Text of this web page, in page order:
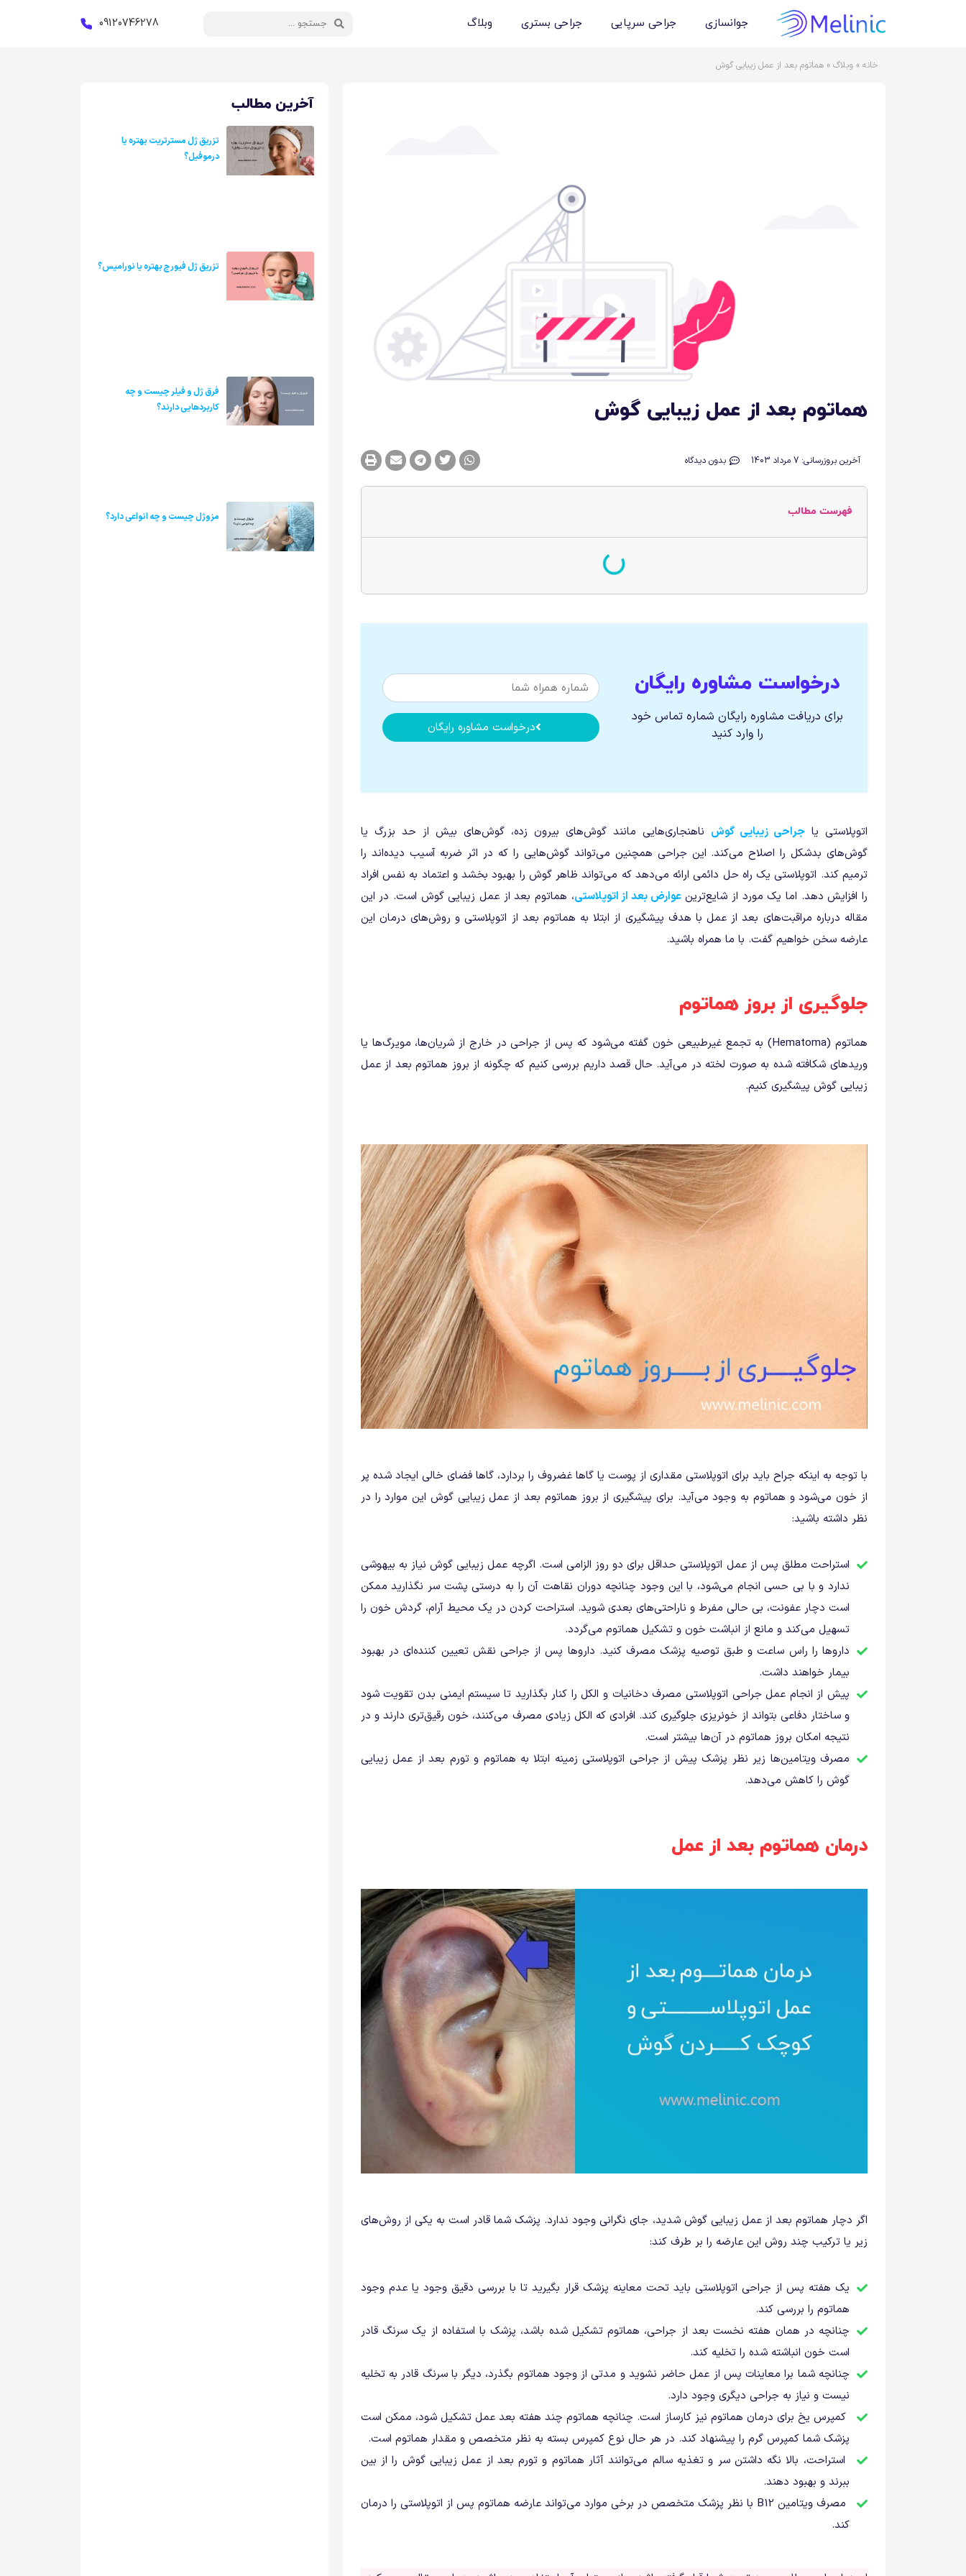
جوانسازی جراحی سرپایی جراحی بستری وبلاگ 09120746278
خانه » وبلاگ » هماتوم بعد از عمل زیبایی گوش
هماتوم بعد از عمل زیبایی گوش
آخرین بروزرسانی: 7 مرداد 1403 بدون دیدگاه
فهرست مطالب
درخواست مشاوره رایگان
برای دریافت مشاوره رایگان شماره تماس خود
را وارد کنید
درخواست مشاوره رایگان
اتوپلاستی یا جراحی زیبایی گوش ناهنجاری‌هایی مانند گوش‌های بیرون زده، گوش‌های بیش از حد بزرگ یا
گوش‌های بدشکل را اصلاح می‌کند. این جراحی همچنین می‌تواند گوش‌هایی را که در اثر ضربه آسیب دیده‌اند را
ترمیم کند. اتوپلاستی یک راه حل دائمی ارائه می‌دهد که می‌تواند ظاهر گوش را بهبود بخشد و اعتماد به نفس افراد
را افزایش دهد. اما یک مورد از شایع‌ترینعوارض بعد از اتوپلاستی، هماتوم بعد از عمل زیبایی گوش است. در این
مقاله درباره مراقبت‌های بعد از عمل با هدف پیشگیری از ابتلا به هماتوم بعد از اتوپلاستی و روش‌های درمان این
عارضه سخن خواهیم گفت. با ما همراه باشید.
جلوگیری از بروز هماتوم
هماتوم (Hematoma) به تجمع غیرطبیعی خون گفته می‌شود که پس از جراحی در خارج از شریان‌ها، مویرگ‌ها یا
وریدهای شکافته شده به صورت لخته در می‌آید. حال قصد داریم بررسی کنیم که چگونه از بروز هماتوم بعد از عمل
زیبایی گوش پیشگیری کنیم.
با توجه به اینکه جراح باید برای اتوپلاستی مقداری از پوست یا گاها غضروف را بردارد، گاها فضای خالی ایجاد شده پر
از خون می‌شود و هماتوم به وجود می‌آید. برای پیشگیری از بروز هماتوم بعد از عمل زیبایی گوش این موارد را در
نظر داشته باشید:
استراحت مطلق پس از عمل اتوپلاستی حداقل برای دو روز الزامی است. اگرچه عمل زیبایی گوش نیاز به بیهوشی
ندارد و با بی حسی انجام می‌شود، با این وجود چنانچه دوران نقاهت آن را به درستی پشت سر نگذارید ممکن
است دچار عفونت، بی حالی مفرط و ناراحتی‌های بعدی شوید. استراحت کردن در یک محیط آرام، گردش خون را
تسهیل می‌کند و مانع از انباشت خون و تشکیل هماتوم می‌گردد.
داروها را راس ساعت و طبق توصیه پزشک مصرف کنید. داروها پس از جراحی نقش تعیین کننده‌ای در بهبود
بیمار خواهند داشت.
پیش از انجام عمل جراحی اتوپلاستی مصرف دخانیات و الکل را کنار بگذارید تا سیستم ایمنی بدن تقویت شود
و ساختار دفاعی بتواند از خونریزی جلوگیری کند. افرادی که الکل زیادی مصرف می‌کنند، خون رقیق‌تری دارند و در
نتیجه امکان بروز هماتوم در آن‌ها بیشتر است.
مصرف ویتامین‌ها زیر نظر پزشک پیش از جراحی اتوپلاستی زمینه ابتلا به هماتوم و تورم بعد از عمل زیبایی
گوش را کاهش می‌دهد.
درمان هماتوم بعد از عمل
اگر دچار هماتوم بعد از عمل زیبایی گوش شدید، جای نگرانی وجود ندارد. پزشک شما قادر است به یکی از روش‌های
زیر یا ترکیب چند روش این عارضه را بر طرف کند:
یک هفته پس از جراحی اتوپلاستی باید تحت معاینه پزشک قرار بگیرید تا با بررسی دقیق وجود یا عدم وجود
هماتوم را بررسی کند.
چنانچه در همان هفته‌ نخست بعد از جراحی، هماتوم تشکیل شده باشد، پزشک با استفاده از یک سرنگ قادر
است خون انباشته شده را تخلیه کند.
چنانچه شما برا معاینات پس از عمل حاضر نشوید و مدتی از وجود هماتوم بگذرد، دیگر با سرنگ قادر به تخلیه
نیست و نیاز به جراحی دیگری وجود دارد.
کمپرس یخ برای درمان هماتوم نیز کارساز است. چنانچه هماتوم چند هفته بعد عمل تشکیل شود، ممکن است
پزشک شما کمپرس گرم را پیشنهاد کند. در هر حال نوع کمپرس بسته به نظر متخصص و مقدار هماتوم است.
استراحت، بالا نگه داشتن سر و تغذیه سالم می‌توانند آثار هماتوم و تورم بعد از عمل زیبایی گوش را از بین
ببرند و بهبود دهند.
مصرف ویتامین B12 با نظر پزشک متخصص در برخی موارد می‌تواند عارضه هماتوم پس از اتوپلاستی را درمان
کند.
آخرین مطالب
تزریق ژل مسترتریت بهتره یا
درموفیل؟
تزریق ژل فیورج بهتره یا نورامیس؟
فرق ژل و فیلر چیست و چه
کاربردهایی دارند؟
مزوژل چیست و چه انواعی دارد؟